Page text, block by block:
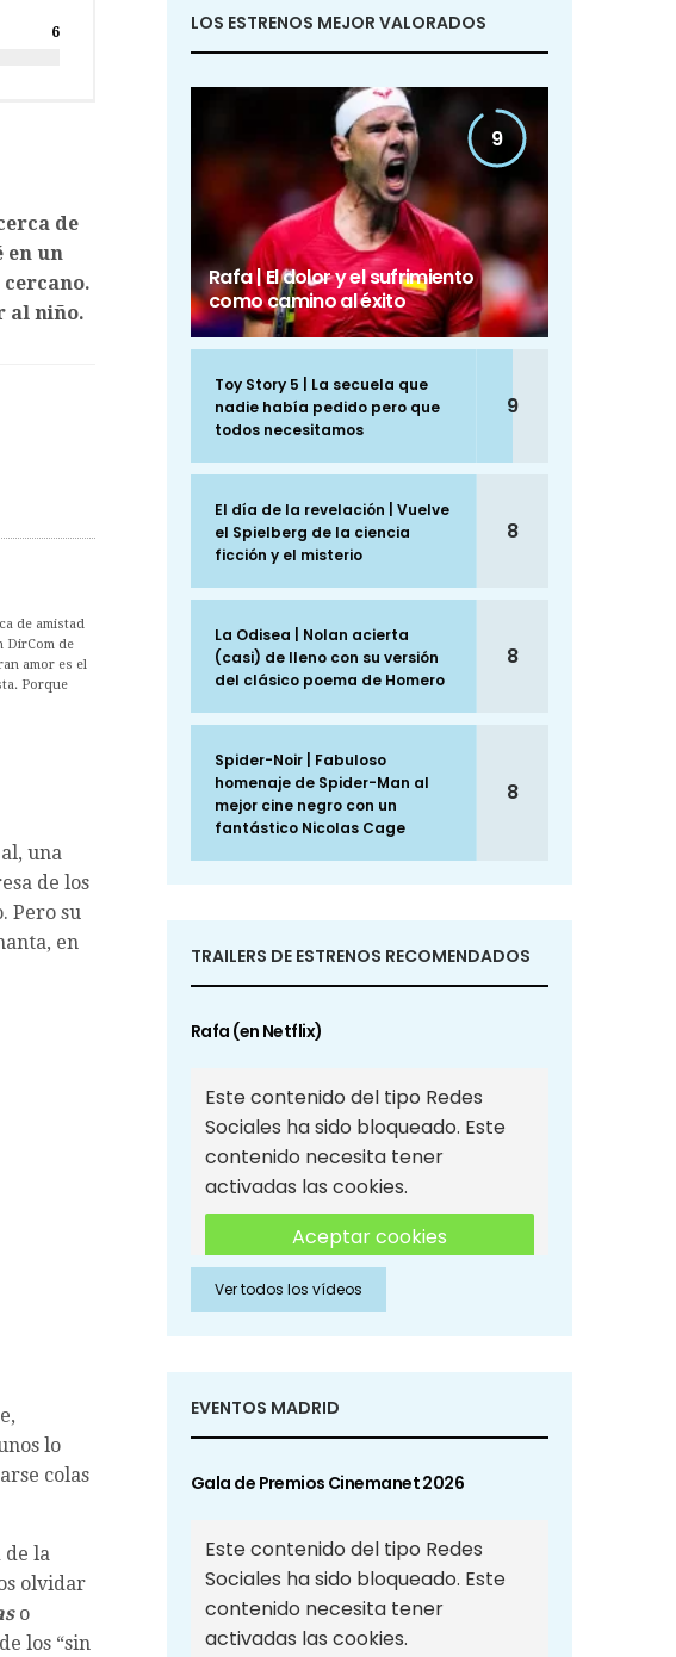
6
de
en un
al niño.
de amistad
DirCom de
amor es el
Porque
una
de los
Pero su
en
lo
colas
de la
olvidar
o
los “sin
LOS ESTRENOS MEJOR VALORADOS
9
Rafa | El dolor y el sufrimiento
como camino al éxito
Toy Story 5 | La secuela que
nadie había pedido pero que
todos necesitamos
9
El día de la revelación | Vuelve
el Spielberg de la ciencia
ficción y el misterio
8
La Odisea | Nolan acierta
(casi) de lleno con su versión
del clásico poema de Homero
8
Spider-Noir | Fabuloso
homenaje de Spider-Man al
mejor cine negro con un
fantástico Nicolas Cage
8
TRAILERS DE ESTRENOS RECOMENDADOS
Rafa (en Netflix)
Este contenido del tipo Redes
Sociales ha sido bloqueado. Este
contenido necesita tener
activadas las cookies.
Aceptar cookies
Aceptar cookies de Redes
Sociales
Ver todos los vídeos
EVENTOS MADRID
Gala de Premios Cinemanet 2026
Este contenido del tipo Redes
Sociales ha sido bloqueado. Este
contenido necesita tener
activadas las cookies.